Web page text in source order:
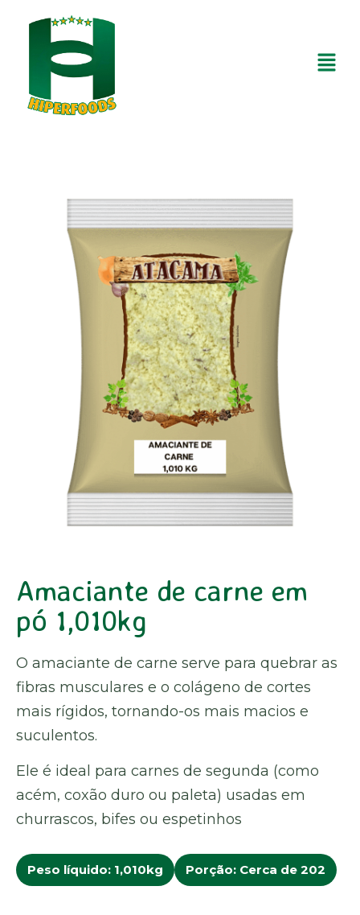
Amaciante de carne em
pó 1,010kg
O amaciante de carne serve para quebrar as
fibras musculares e o colágeno de cortes
mais rígidos, tornando-os mais macios e
suculentos.
Ele é ideal para carnes de segunda (como
acém, coxão duro ou paleta) usadas em
churrascos, bifes ou espetinhos
Peso líquido: 1,010kg Porção: Cerca de 202